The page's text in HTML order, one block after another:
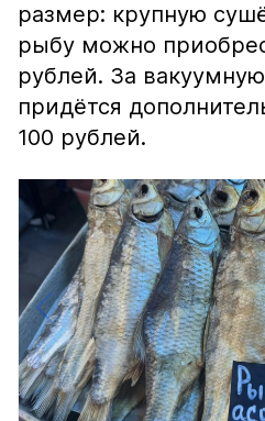
размер: крупную
рыбу можно
рублей. За
придётся
100 рублей.